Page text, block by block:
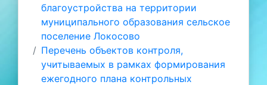
благоустройства на территории
муниципального образования сельское
поселение Локосово
Перечень объектов контроля,
учитываемых в рамках формирования
ежегодного плана контрольных